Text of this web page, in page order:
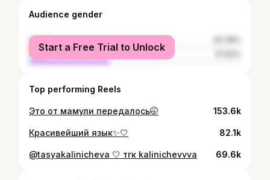
Audience gender
female
male
Start a Free Trial to Unlock
Top performing Reels
Это от мамули передалось🤭 153.6k
Красивейший язык✨🤍 82.1k
@tasyakalinicheva 🤍 тгк kalinichevvva 69.6k